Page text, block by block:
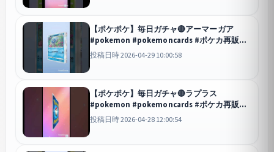
【ポケポケ】毎日ガチャ🔴アーマーガア
#pokemon #pokemoncards #ポケカ再販最
新情報 #ポケモン #ポケモンカード #ポケモ
ンsv #おれポケ
投稿日時 2026-04-29 10:00:58
【ポケポケ】毎日ガチャ🔴ラプラス
#pokemon #pokemoncards #ポケカ再販最
新情報 #ポケモン #ポケモンカード #ポケモ
ンsv #おれポケ
投稿日時 2026-04-28 12:00:54